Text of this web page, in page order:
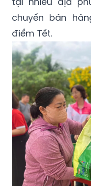
chuyến bán
điểm Tết.